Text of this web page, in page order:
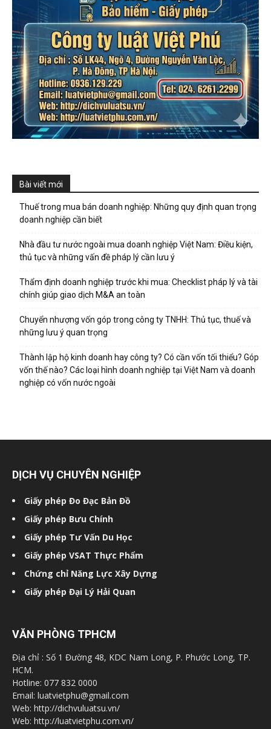
Bài viết mới
Thuế trong mua bán doanh nghiệp: Những quy định quan trọng
doanh nghiệp cần biết
Nhà đầu tư nước ngoài mua doanh nghiệp Việt Nam: Điều kiện,
thủ tục và những vấn đề pháp lý cần lưu ý
Thẩm định doanh nghiệp trước khi mua: Checklist pháp lý và tài
chính giúp giao dịch M&A an toàn
Chuyển nhượng vốn góp trong công ty TNHH: Thủ tục, thuế và
những lưu ý quan trọng
Thành lập hộ kinh doanh hay công ty? Có cần vốn tối thiểu? Góp
vốn thế nào? Các loại hình doanh nghiệp tại Việt Nam và doanh
nghiệp có vốn nước ngoài
DỊCH VỤ CHUYÊN NGHIỆP
Giấy phép Đo Đạc Bản Đồ
Giấy phép Bưu Chính
Giấy phép Tư Vấn Du Học
Giấy phép VSAT Thực Phẩm
Chứng chỉ Năng Lực Xây Dựng
Giấy phép Đại Lý Hải Quan
VĂN PHÒNG TPHCM
Địa chỉ : Số 1 Đường 48, KDC Nam Long, P. Phước Long, TP.
HCM.
Hotline: 077 832 0000
Email: luatvietphu@gmail.com
Web: http://dichvuluatsu.vn/
Web: http://luatvietphu.com.vn/